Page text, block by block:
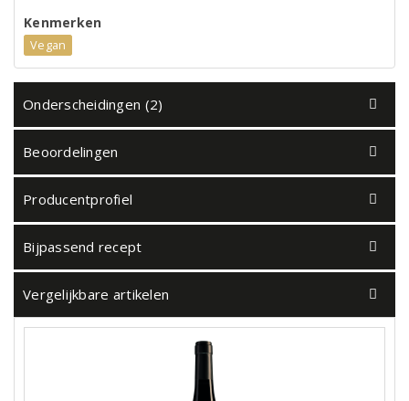
Kenmerken
Vegan
Onderscheidingen (2)
Beoordelingen
Producentprofiel
Bijpassend recept
Vergelijkbare artikelen